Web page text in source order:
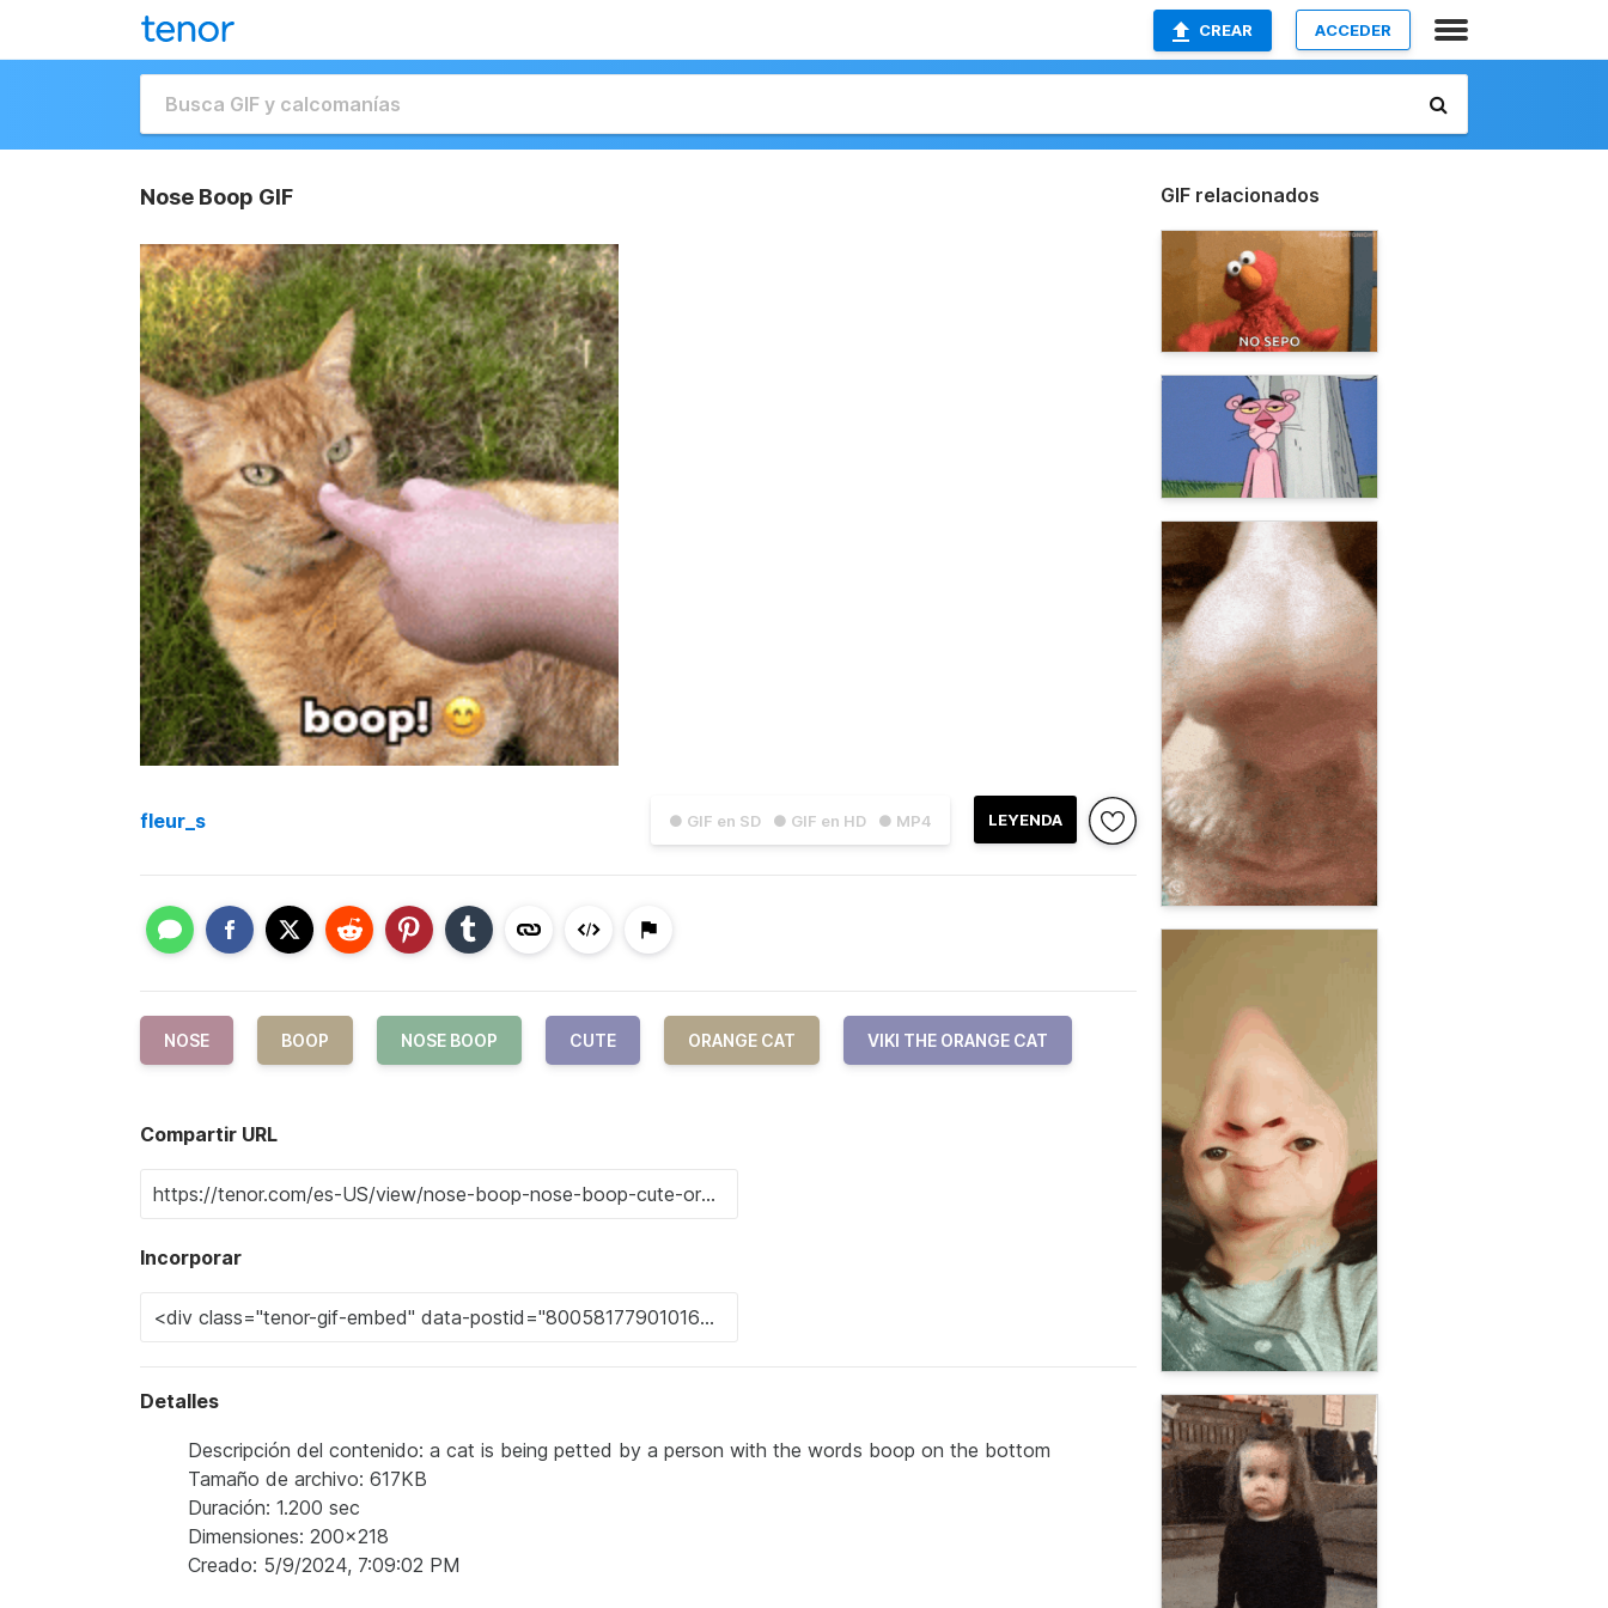
CREAR ACCEDER
Nose Boop GIF
● GIF en SD ● GIF en HD ● MP4 LEYENDA
fleur_s
NOSE BOOP NOSE BOOP CUTE ORANGE CAT VIKI THE ORANGE CAT
Compartir URL
Incorporar
Detalles
Descripción del contenido: a cat is being petted by a person with the words boop on the bottom
Tamaño de archivo: 617KB
Duración: 1.200 sec
Dimensiones: 200x218
Creado: 5/9/2024, 7:09:02 PM
GIF relacionados